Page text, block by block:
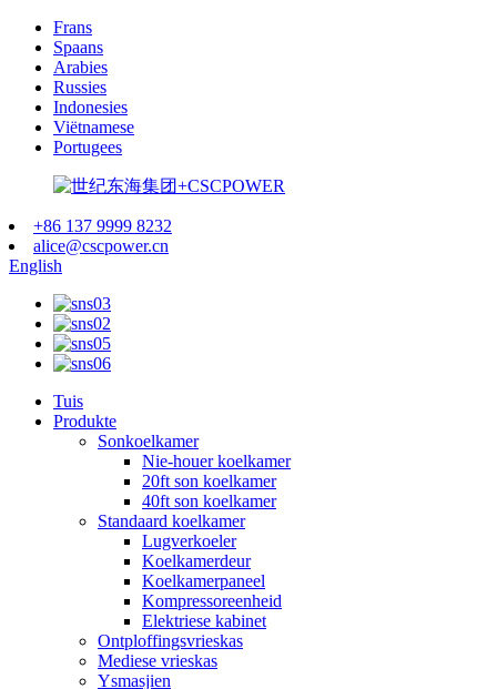
Frans
Spaans
Arabies
Russies
Indonesies
Viëtnamese
Portugees
+86 137 9999 8232
alice@cscpower.cn
English
Tuis
Produkte
Sonkoelkamer
Nie-houer koelkamer
20ft son koelkamer
40ft son koelkamer
Standaard koelkamer
Lugverkoeler
Koelkamerdeur
Koelkamerpaneel
Kompressoreenheid
Elektriese kabinet
Ontploffingsvrieskas
Mediese vrieskas
Ysmasjien